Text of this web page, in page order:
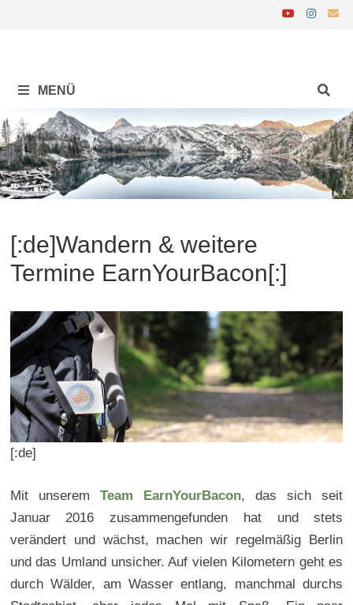
MENÜ
[:de]Wandern & weitere
Termine EarnYourBacon[:]
[:de]
Mit unserem Team EarnYourBacon, das sich seit
Januar 2016 zusammengefunden hat und stets
verändert und wächst, machen wir regelmäßig Berlin
und das Umland unsicher. Auf vielen Kilometern geht es
durch Wälder, am Wasser entlang, manchmal durchs